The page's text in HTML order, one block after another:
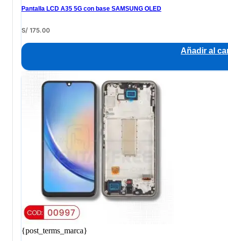
Pantalla LCD A35 5G con base SAMSUNG OLED
S/ 175.00
Añadir al
{post_terms_marca}